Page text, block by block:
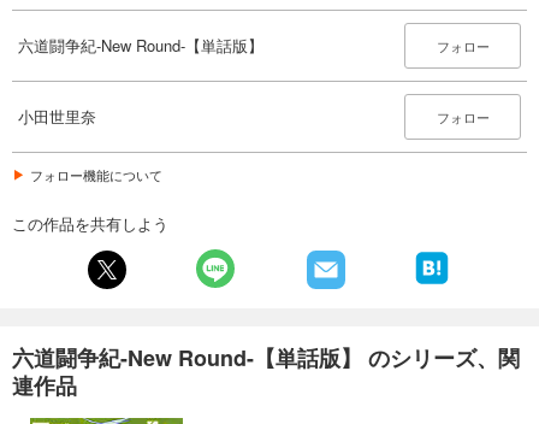
試し読み
あらすじを表示する
カート
あらすじを表示する
六道闘争紀-New Round-【単話版】24
試し読み
六道闘争紀-New Round-【単話版】 フォロー
小田世里奈 フォロー
フォロー機能について
この作品を共有しよう
六道闘争紀-New Round-【単話版】 のシリーズ、関
連作品